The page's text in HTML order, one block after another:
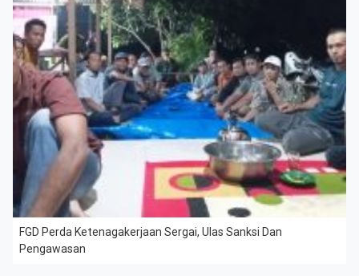
FGD Perda Ketenagakerjaan Sergai, Ulas Sanksi Dan
Pengawasan